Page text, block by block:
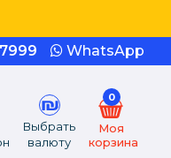
WhatsApp
Выбрать
валюту
0
Моя
корзина